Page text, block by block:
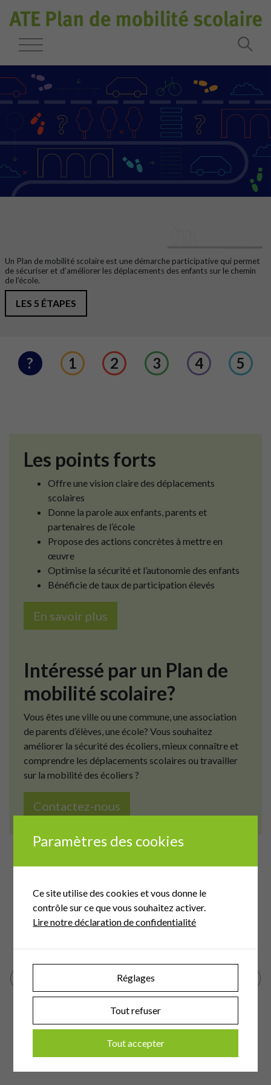
Un Plan de mobilité scolaire est une démarche participative qui permet
de sécuriser et d’améliorer les déplacements des enfants sur le chemin
de l’école.
LES 5 ÉTAPES
? 1 2 3 4 5
Les points forts
Offre une vision claire des déplacements
scolaires
Donne la parole aux enfants, parents et
partenaires de l’école
Propose des actions concrètes à mettre en
œuvre
Optimise la sécurité et l’autonomie des enfants
Bénéficie de taux de participation élevés
En savoir plus
Intéressé par un Plan de
mobilité scolaire?
Vous êtes une ville ou une commune, une association
de parents d’élèves, une école? Vous souhaitez
améliorer la sécurité des écoliers, mieux connaître et
comprendre les déplacements scolaires ou travailler
sur la mobilité des écoliers ?
Contactez-nous
Le Mont-sur-Lausanne (VD)
Paramètres des cookies
Ce site utilise des cookies et vous donne le
contrôle sur ce que vous souhaitez activer.
Lire notre déclaration de confidentialité
Réglages
Tout refuser
Tout accepter